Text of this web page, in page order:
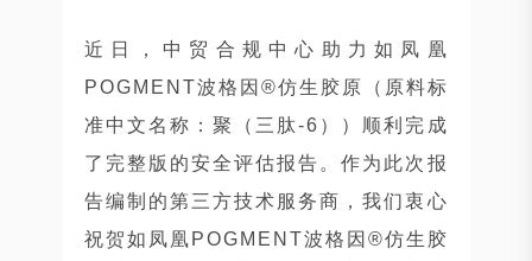
近日，中贸合规中心助力如凤凰
POGMENT波格因®仿生胶原（原料标
准中文名称：聚（三肽-6））顺利完成
了完整版的安全评估报告。作为此次报
告编制的第三方技术服务商，我们衷心
祝贺如凤凰POGMENT波格因®仿生胶